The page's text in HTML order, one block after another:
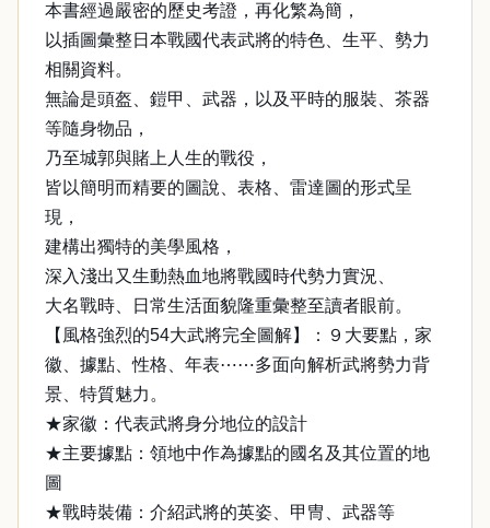
本書經過嚴密的歷史考證，再化繁為簡，
以插圖彙整日本戰國代表武將的特色、生平、勢力
相關資料。
無論是頭盔、鎧甲、武器，以及平時的服裝、茶器
等隨身物品，
乃至城郭與賭上人生的戰役，
皆以簡明而精要的圖說、表格、雷達圖的形式呈
現，
建構出獨特的美學風格，
深入淺出又生動熱血地將戰國時代勢力實況、
大名戰時、日常生活面貌隆重彙整至讀者眼前。
【風格強烈的54大武將完全圖解】：９大要點，家
徽、據點、性格、年表⋯⋯多面向解析武將勢力背
景、特質魅力。
★家徽：代表武將身分地位的設計
★主要據點：領地中作為據點的國名及其位置的地
圖
★戰時裝備：介紹武將的英姿、甲冑、武器等